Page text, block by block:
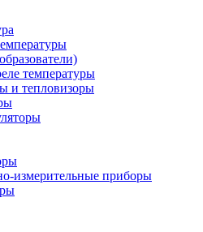
температуры
и тепловизоры
измерительные приборы